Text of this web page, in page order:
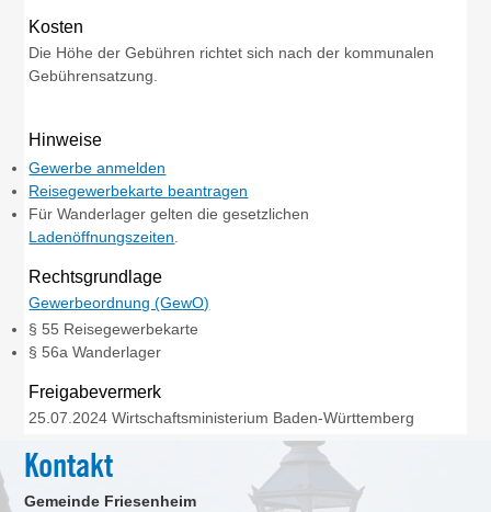
Kosten
Die Höhe der Gebühren richtet sich nach der kommunalen
Gebührensatzung.
Hinweise
Gewerbe anmelden
Reisegewerbekarte beantragen
Für Wanderlager gelten die gesetzlichen
Ladenöffnungszeiten
Rechtsgrundlage
Gewerbeordnung (GewO)
§ 55 Reisegewerbekarte
§ 56a Wanderlager
Freigabevermerk
25.07.2024 Wirtschaftsministerium Baden-Württemberg
Kontakt
Gemeinde Friesenheim